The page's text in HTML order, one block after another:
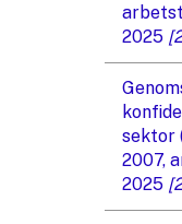
2025
sektor
2007,
2025